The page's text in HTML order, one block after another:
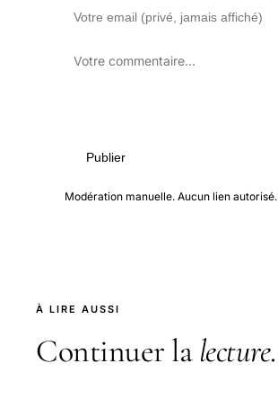
Publier
Modération manuelle. Aucun lien autorisé.
À LIRE AUSSI
Continuer la lecture.